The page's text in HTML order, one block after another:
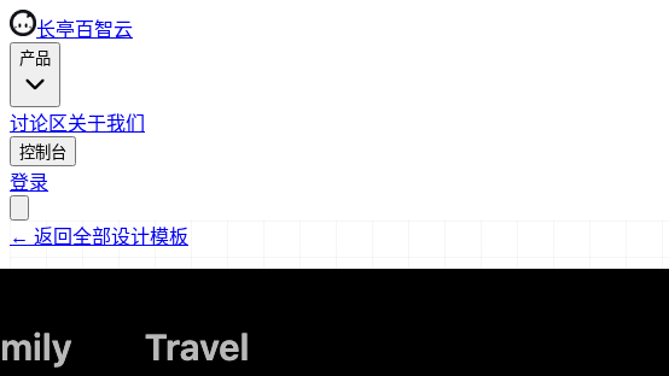
长亭百智云
产品
讨论区关于我们
控制台
登录
← 返回全部设计模板